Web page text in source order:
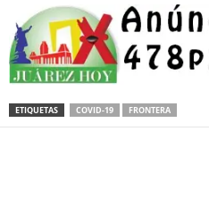
ETIQUETAS COVID-19 FRONTERA